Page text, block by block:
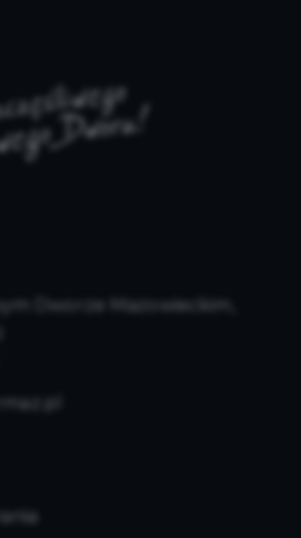
Dworze Mazowieckim,